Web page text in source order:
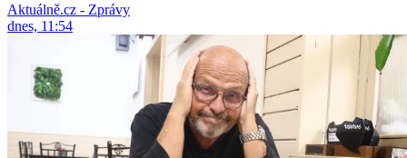
Aktuálně.cz - Zprávy
dnes, 11:54